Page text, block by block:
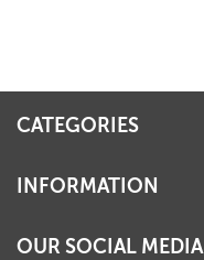
CATEGORIES
INFORMATION
OUR SOCIAL MEDIA